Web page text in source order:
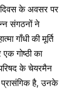
दिवस के अवसर पर
संगठनों ने
गाँधी की मूर्ति
गोष्ठी का
के चेयरमैन
प्रासंगिक है, उनके